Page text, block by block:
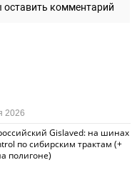
оставить комментарий
Gislaved: на шинах
по сибирским трактам (+
полигоне)
2026